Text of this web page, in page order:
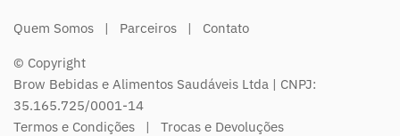
Quem Somos | Parceiros | Contato
© Copyright
Brow Bebidas e Alimentos Saudáveis Ltda | CNPJ:
35.165.725/0001-14
Termos e Condições | Trocas e Devoluções